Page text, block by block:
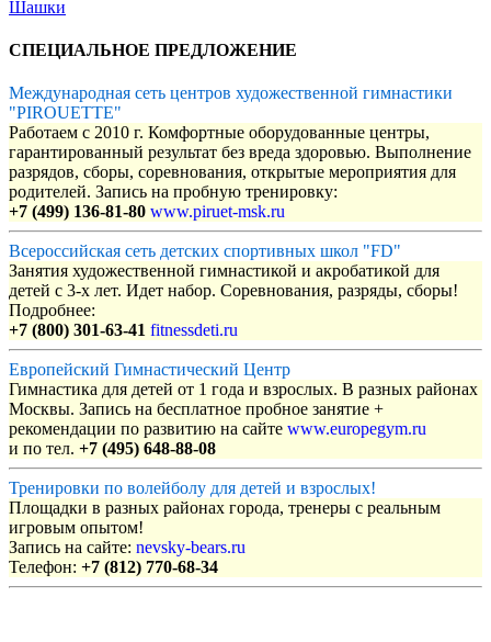
Шашки
СПЕЦИАЛЬНОЕ ПРЕДЛОЖЕНИЕ
Международная сеть центров художественной гимнастики
"PIROUETTE"
Работаем с 2010 г. Комфортные оборудованные центры,
гарантированный результат без вреда здоровью. Выполнение
разрядов, сборы, соревнования, открытые мероприятия для
родителей. Запись на пробную тренировку:
+7 (499) 136-81-80 www.piruet-msk.ru
Всероссийская сеть детских спортивных школ "FD"
Занятия художественной гимнастикой и акробатикой для
детей с 3-х лет. Идет набор. Соревнования, разряды, сборы!
Подробнее:
+7 (800) 301-63-41 fitnessdeti.ru
Европейский Гимнастический Центр
Гимнастика для детей от 1 года и взрослых. В разных районах
Москвы. Запись на бесплатное пробное занятие +
рекомендации по развитию на сайте www.europegym.ru
и по тел. +7 (495) 648-88-08
Тренировки по волейболу для детей и взрослых!
Площадки в разных районах города, тренеры с реальным
игровым опытом!
Запись на сайте: nevsky-bears.ru
Телефон: +7 (812) 770-68-34